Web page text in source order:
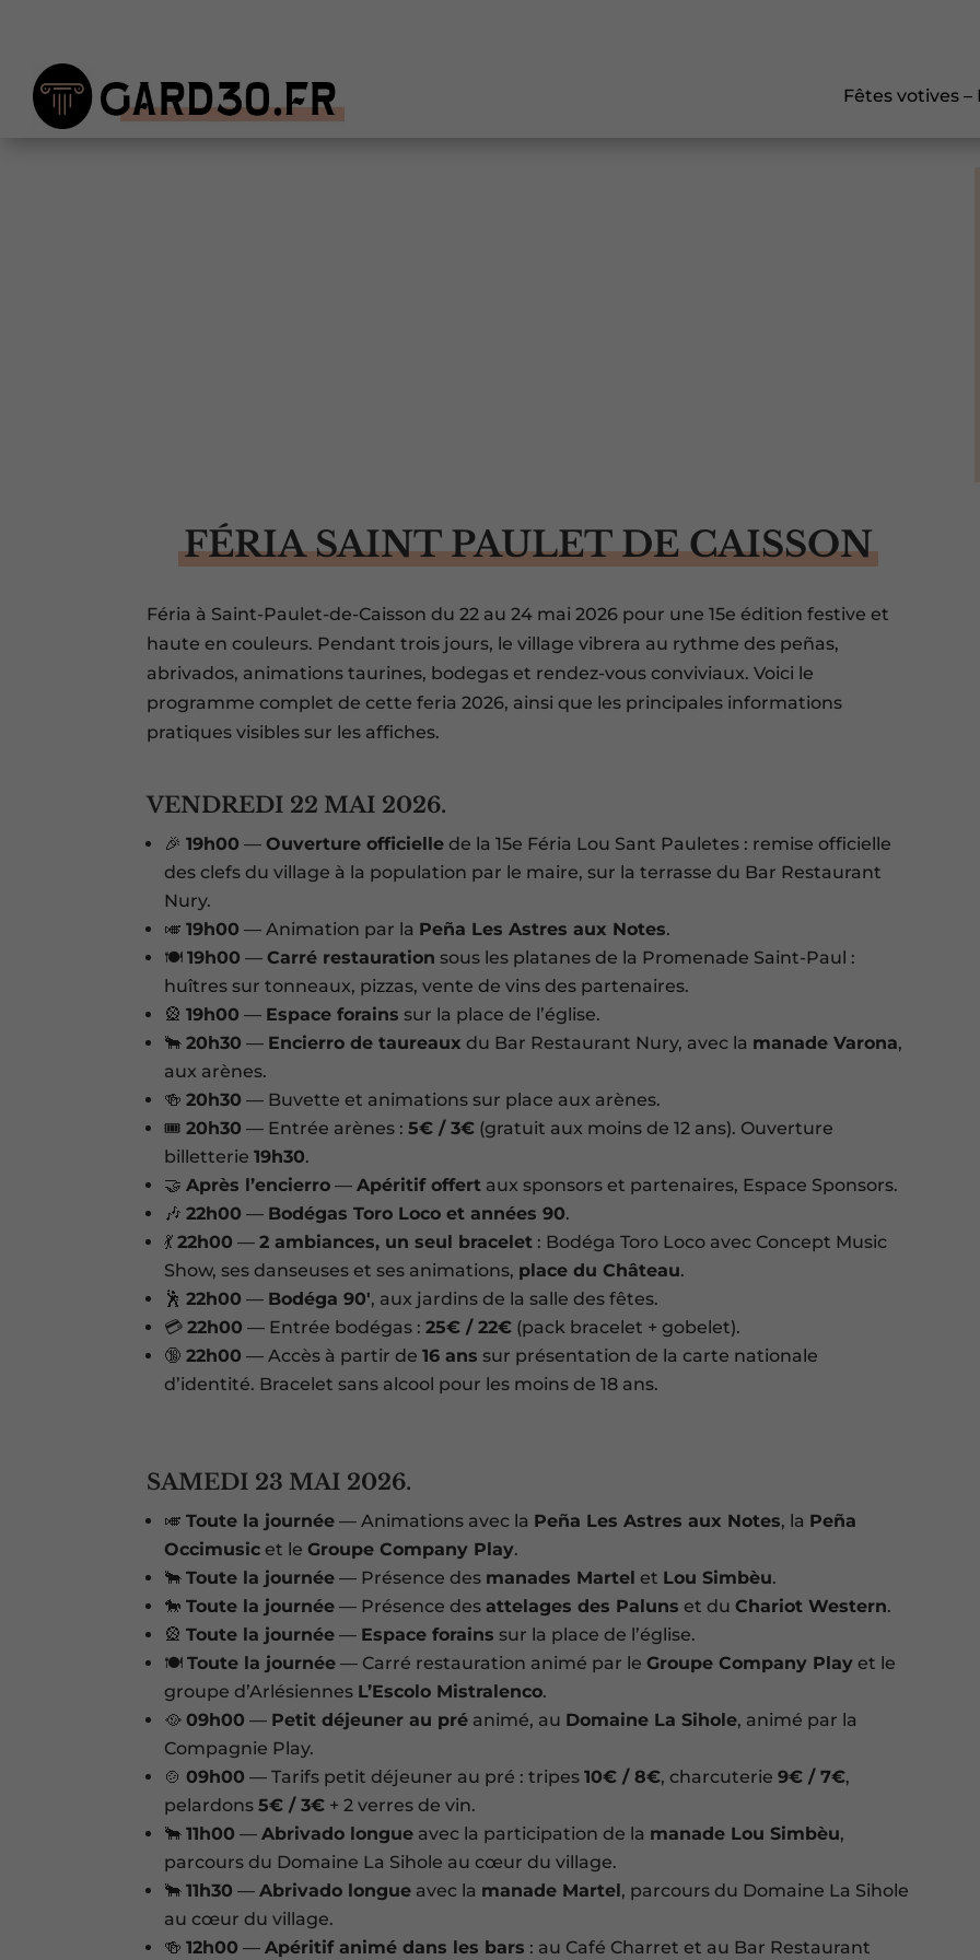
Fêtes votives –
FÉRIA SAINT PAULET DE CAISSON
Féria à Saint-Paulet-de-Caisson du 22 au 24 mai 2026 pour une 15e édition festive et
haute en couleurs. Pendant trois jours, le village vibrera au rythme des peñas,
abrivados, animations taurines, bodegas et rendez-vous conviviaux. Voici le
programme complet de cette feria 2026, ainsi que les principales informations
pratiques visibles sur les affiches.
VENDREDI 22 MAI 2026.
🎉19h00 —Ouverture officielle de la 15e Féria Lou Sant Pauletes : remise officielle
des clefs du village à la population par le maire, sur la terrasse du Bar Restaurant
Nury.
🎺19h00 — Animation par la Peña Les Astres aux Notes.
🍽️19h00 —Carré restauration sous les platanes de la Promenade Saint-Paul :
huîtres sur tonneaux, pizzas, vente de vins des partenaires.
🎡19h00 — Espace forains sur la place de l’église.
🐂20h30 — Encierro de taureaux du Bar Restaurant Nury, avec la manade Varona,
aux arènes.
🍻20h30 — Buvette et animations sur place aux arènes.
🎟️20h30 — Entrée arènes :5€ / 3€ (gratuit aux moins de 12 ans). Ouverture
billetterie19h30.
🤝Après l’encierro —Apéritif offert aux sponsors et partenaires, Espace Sponsors.
🎶22h00 — Bodégas Toro Loco et années 90.
💃22h00 —2 ambiances, un seul bracelet : Bodéga Toro Loco avec Concept Music
Show, ses danseuses et ses animations, place du Château.
🕺22h00 — Bodéga 90′, aux jardins de la salle des fêtes.
💳22h00 — Entrée bodégas :25€ / 22€ (pack bracelet + gobelet).
🔞22h00 — Accès à partir de16 ans sur présentation de la carte nationale
d’identité. Bracelet sans alcool pour les moins de 18 ans.
SAMEDI 23 MAI 2026.
🎺Toute la journée — Animations avec la Peña Les Astres aux Notes, la Peña
Occimusic et leGroupe Company Play.
🐂Toute la journée — Présence des manades Martel et Lou Simbèu.
🐎Toute la journée — Présence desattelages des Paluns et duChariot Western.
🎡Toute la journée — Espace forains sur la place de l’église.
🍽️Toute la journée — Carré restauration animé par leGroupe Company Play et le
groupe d’Arlésiennes L’Escolo Mistralenco.
🥘09h00 — Petit déjeuner au pré animé, au Domaine La Sihole, animé par la
Compagnie Play.
🍲09h00 — Tarifs petit déjeuner au pré : tripes10€ / 8€, charcuterie9€ / 7€,
pelardons5€ / 3€ + 2 verres de vin.
🐂11h00 —Abrivado longue avec la participation de la manade Lou Simbèu,
parcours du Domaine La Sihole au cœur du village.
🐂11h30 —Abrivado longue avec la manade Martel , parcours du Domaine La Sihole
au cœur du village.
🍻12h00 —Apéritif animé dans les bars : au Café Charret et au Bar Restaurant